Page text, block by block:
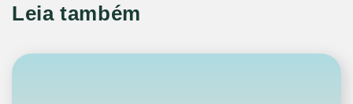
Leia também